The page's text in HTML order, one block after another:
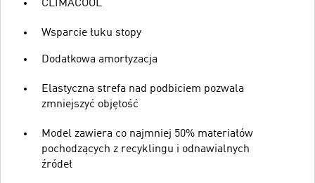
CLIMACOOL
Wsparcie łuku stopy
Dodatkowa amortyzacja
Elastyczna strefa nad podbiciem pozwala
zmniejszyć objętość
Model zawiera co najmniej 50% materiałów
pochodzących z recyklingu i odnawialnych
źródeł